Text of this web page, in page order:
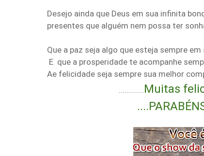
Desejo ainda que Deus em sua infinita
presentes que alguém nem possa ter
Que a paz seja algo que esteja sempre
E que a prosperidade te acompanhe
Ae felicidade seja sempre sua melhor
.............Muitas
....PARABÉNS